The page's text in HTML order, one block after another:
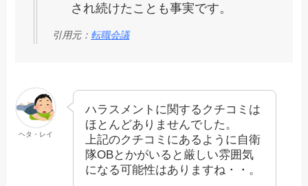
され続けたことも事実です。
引用元：転職会議
ヘタ・レイ
ハラスメントに関するクチコミは
ほとんどありませんでした。
上記のクチコミにあるように自衛
隊OBとかがいると厳しい雰囲気
になる可能性はありますね・・。